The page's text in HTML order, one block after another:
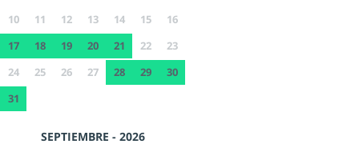
10 11 12 13 14 15
16
17
18 19 20 21 22
23
24
25 26 27 28 29
30
31
SEPTIEMBRE - 2026